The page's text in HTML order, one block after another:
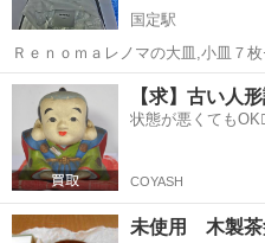
国定駅
Ｒｅｎｏｍａレノマの大皿,小皿７
お問い合わせ前に必ずプロフィー
ます。 🔴未読はご返信致しません 定形文不可 他にも色々投稿してお
ります、宜しく...
群馬 伊勢崎市 国定駅
【求】古い人
状態が悪くても
COYASH
未使用 木製